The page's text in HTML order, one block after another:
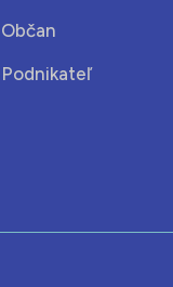
Občan
Podnikateľ